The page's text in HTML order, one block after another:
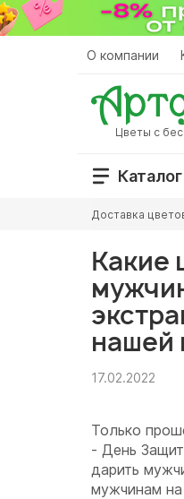
Перейти
к
О компании
Цветы с
Каталог
здесь
Доставка
Какие
нашей
17.02.2022
Только
- День
дарить
мужчинам